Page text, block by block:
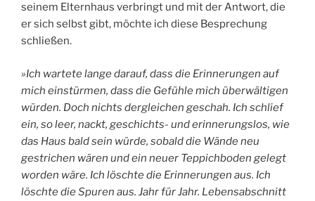
seinem Elternhaus verbringt und mit der Antwort, die
er sich selbst gibt, möchte ich diese Besprechung
schließen.
»Ich wartete lange darauf, dass die Erinnerungen auf
mich einstürmen, dass die Gefühle mich überwältigen
würden. Doch nichts dergleichen geschah. Ich schlief
ein, so leer, nackt, geschichts- und erinnerungslos, wie
das Haus bald sein würde, sobald die Wände neu
gestrichen wären und ein neuer Teppichboden gelegt
worden wäre. Ich löschte die Erinnerungen aus. Ich
löschte die Spuren aus. Jahr für Jahr. Lebensabschnitt